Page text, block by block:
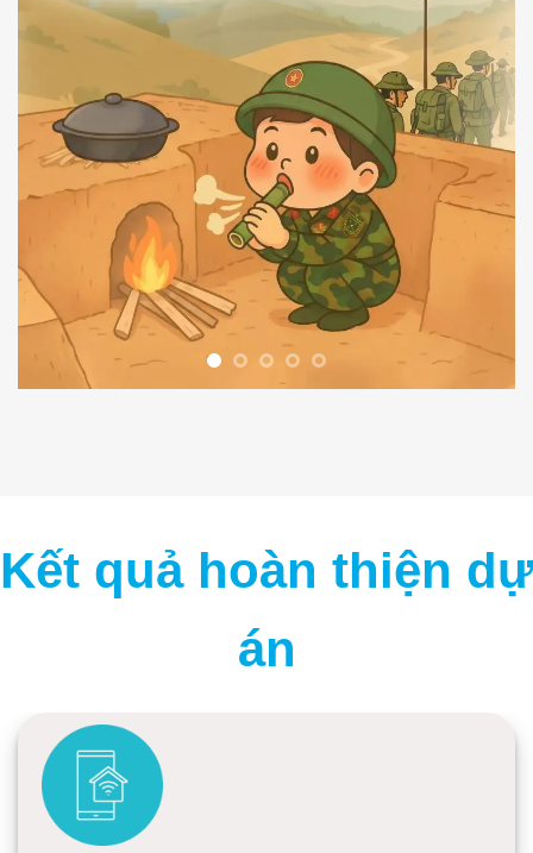
Kết quả hoàn thiện dự
ngư, canh truyền thống) giữ nguyên
hình dáng, màu sắc và hương vị